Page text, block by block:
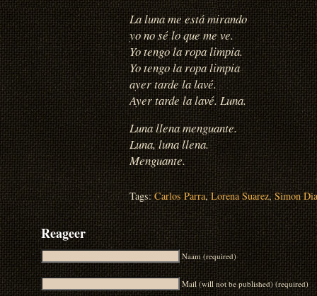
La luna me está mirando
yo no sé lo que me ve.
Yo tengo la ropa limpia.
Yo tengo la ropa limpia
ayer tarde la lavé.
Ayer tarde la lavé. Luna.
Luna llena menguante.
Luna, luna llena.
Menguante.
Tags:Carlos Parra,Lorena Suarez,Simon
Reageer
Naam (required)
Mail (will not be published) (required)